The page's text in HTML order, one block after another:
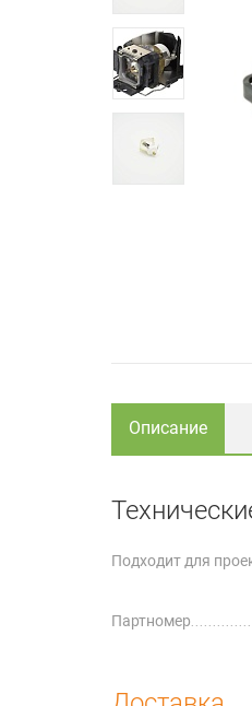
Описание
Подходит для
Партномер